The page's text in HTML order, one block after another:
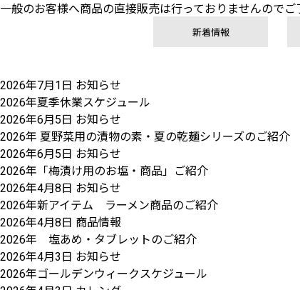
一般のお客様へ商品の直接販売は行っておりませんのでご
新着情報
2026年7月1日 お知らせ
2026年夏季休業スケジュール
2026年6月5日 お知らせ
2026年 夏野菜用の漬物の素・夏の乾麺シリーズのご紹介
2026年6月5日 お知らせ
2026年「梅漬け用のお塩・商品」ご紹介
2026年4月8日 お知らせ
2026年新アイテム ラーメン商品のご紹介
2026年4月8日 商品情報
2026年 塩あめ・タブレットのご紹介
2026年4月3日 お知らせ
2026年ゴールデンウィークスケジュール